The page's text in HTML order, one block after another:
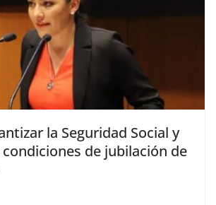
la Seguridad Social y
de jubilación de